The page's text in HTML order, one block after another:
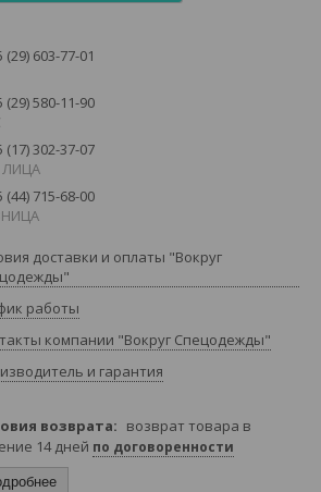
(29) 603-77-01
(29) 580-11-90
(17) 302-37-07
(44) 715-68-00
доставки и оплаты "Вокруг
работы
компании "Вокруг Спецодежды"
и гарантия
возврат товара в
14 дней по договоренности